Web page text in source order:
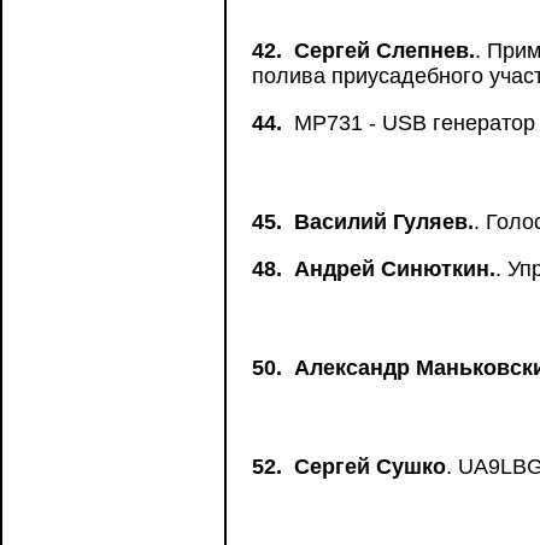
42. Сергей Слепнев..
полива приусадебного
44. MP731 - USB
45. Василий Гуляев..
48. Андрей Синюткин..
50. Александр
52. Сергей Сушко.